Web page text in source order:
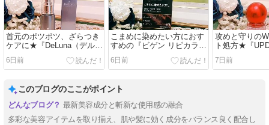
首元のポツポツ、ざらつき
ケアに★『DeLuna（デルー
ナ） カプセル ピーリング
セラム』
6日前
こまめに染めたい方におす
すめの『ビゲン リピカラ
ー』
6日前
攻めと守りの
ト処方★『
SERUM
CICA20』
7日前
このブログのここがポイント
最新美容成分と斬新な使用感の融合
多彩な美容アイテムを取り揃え、肌や髪に効く成分をバランス良く配合し